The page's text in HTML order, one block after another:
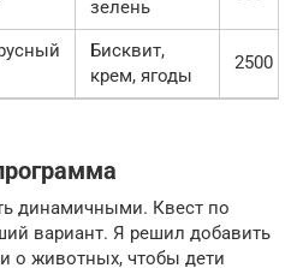
зелень
Бисквит,
крем, ягоды
2500
динамичными. Квест по
вариант. Я решил добавить
о животных, чтобы дети